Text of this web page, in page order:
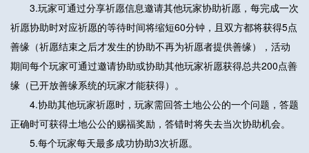
3.玩家可通过分享祈愿信息邀请其他玩家协助祈愿，每完成一次
祈愿协助时对应祈愿的等待时间将缩短60分钟，且双方都将获得5点
善缘（祈愿结束之后才发生的协助不再为祈愿者提供善缘），活动
期间每个玩家可通过邀请协助或协助其他玩家祈愿获得总共200点善
缘（已开放善缘系统的玩家才能获得）。
4.协助其他玩家祈愿时，玩家需回答土地公公的一个问题，答题
正确时可获得土地公公的赐福奖励，答错时将失去当次协助机会。
5.每个玩家每天最多成功协助3次祈愿。